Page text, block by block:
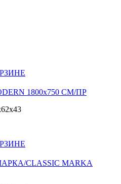
1800х750 СМ/ПР
CLASSIC MARKA